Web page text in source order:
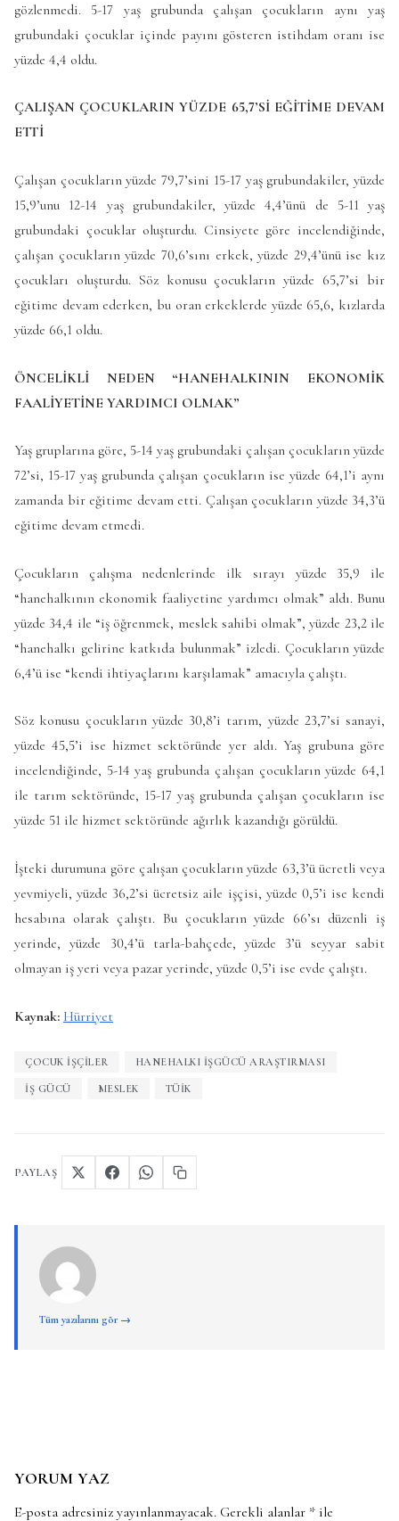
gözlenmedi. 5-17 yaş grubunda çalışan çocukların aynı yaş
grubundaki çocuklar içinde payını gösteren istihdam oranı ise
yüzde 4,4 oldu.
ÇALIŞAN ÇOCUKLARIN YÜZDE 65,7’Sİ EĞİTİME DEVAM
ETTİ
Çalışan çocukların yüzde 79,7’sini 15-17 yaş grubundakiler, yüzde
15,9’unu 12-14 yaş grubundakiler, yüzde 4,4’ünü de 5-11 yaş
grubundaki çocuklar oluşturdu. Cinsiyete göre incelendiğinde,
çalışan çocukların yüzde 70,6’sını erkek, yüzde 29,4’ünü ise kız
çocukları oluşturdu. Söz konusu çocukların yüzde 65,7’si bir
eğitime devam ederken, bu oran erkeklerde yüzde 65,6, kızlarda
yüzde 66,1 oldu.
ÖNCELİKLİ NEDEN “HANEHALKININ EKONOMİK
FAALİYETİNE YARDIMCI OLMAK”
Yaş gruplarına göre, 5-14 yaş grubundaki çalışan çocukların yüzde
72’si, 15-17 yaş grubunda çalışan çocukların ise yüzde 64,1’i aynı
zamanda bir eğitime devam etti. Çalışan çocukların yüzde 34,3’ü
eğitime devam etmedi.
Çocukların çalışma nedenlerinde ilk sırayı yüzde 35,9 ile
“hanehalkının ekonomik faaliyetine yardımcı olmak” aldı. Bunu
yüzde 34,4 ile “iş öğrenmek, meslek sahibi olmak”, yüzde 23,2 ile
“hanehalkı gelirine katkıda bulunmak” izledi. Çocukların yüzde
6,4’ü ise “kendi ihtiyaçlarını karşılamak” amacıyla çalıştı.
Söz konusu çocukların yüzde 30,8’i tarım, yüzde 23,7’si sanayi,
yüzde 45,5’i ise hizmet sektöründe yer aldı. Yaş grubuna göre
incelendiğinde, 5-14 yaş grubunda çalışan çocukların yüzde 64,1
ile tarım sektöründe, 15-17 yaş grubunda çalışan çocukların ise
yüzde 51 ile hizmet sektöründe ağırlık kazandığı görüldü.
İşteki durumuna göre çalışan çocukların yüzde 63,3’ü ücretli veya
yevmiyeli, yüzde 36,2’si ücretsiz aile işçisi, yüzde 0,5’i ise kendi
hesabına olarak çalıştı. Bu çocukların yüzde 66’sı düzenli iş
yerinde, yüzde 30,4’ü tarla-bahçede, yüzde 3’ü seyyar sabit
olmayan iş yeri veya pazar yerinde, yüzde 0,5’i ise evde çalıştı.
Kaynak: Hürriyet
ÇOCUK IŞÇILER HANEHALKI İŞGÜCÜ ARAŞTIRMASI
IŞ GÜCÜ MESLEK TÜİK
PAYLAŞ
Tüm yazılarını gör →
YORUM YAZ
E-posta adresiniz yayınlanmayacak. Gerekli alanlar * ile